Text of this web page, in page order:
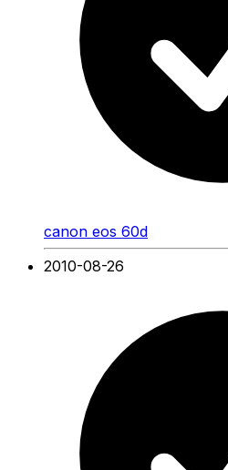
canon eos 60d
2010-08-26